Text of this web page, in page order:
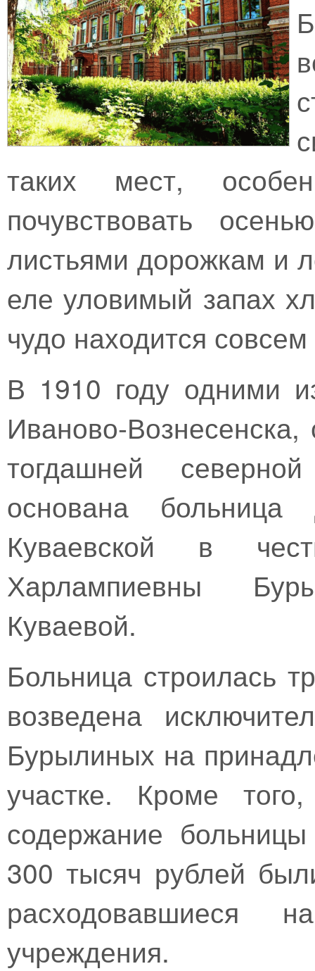
таких мест,
почувствовать
листьями дорожкам и
еле уловимый запах
чудо находится
В 1910 году одними
Иваново-
тогдашней
основана больница
Куваевской в
Харлампиевны
Куваевой.
Больница строилась
возведена
Бурылиных на
участке. Кроме
содержание
300 тысяч рублей
расходовавшиеся
учреждения.